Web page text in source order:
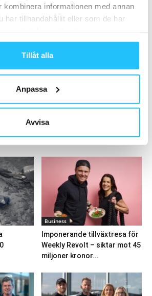
kombinera informationen med annan
har tillhandahållit eller som de har
Tillåt alla
Anpassa
Avvisa
Metropolis Health Club
08-27
Brands ny distributör åt Indoor
Group
Ladda fler
Business
Imponerande tillväxtresa för
Weekly Revolt – siktar mot 45
miljoner kronor...